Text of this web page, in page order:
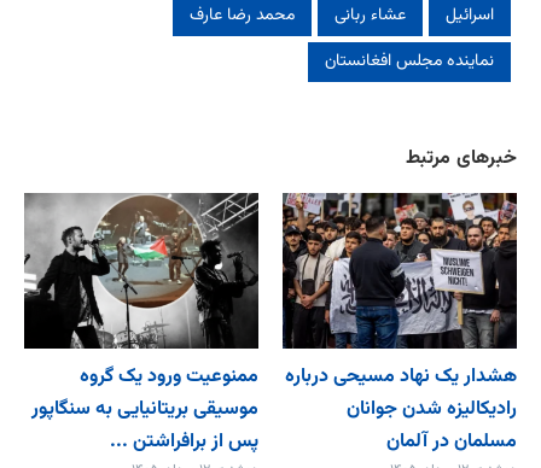
اسرائیل عشاء ربانی
محمد رضا عارف
نماینده مجلس افغانستان
خبرهای مرتبط
هشدار یک نهاد مسیحی درباره
رادیکالیزه شدن جوانان
مسلمان در آلمان
ممنوعیت ورود یک گروه
موسیقی بریتانیایی به سنگاپور
پس از برافراشتن ...